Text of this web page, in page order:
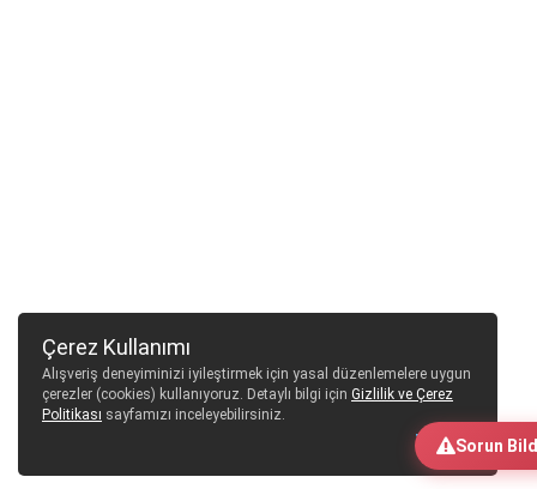
Sorun
Çerez Kullanımı
Alışveriş deneyiminizi iyileştirmek için yasal düzenlemelere uygun
çerezler (cookies) kullanıyoruz. Detaylı bilgi için Gizlilik ve Çerez
Politikası sayfamızı inceleyebilirsiniz.
Tamam